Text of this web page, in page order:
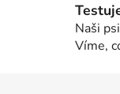
Naši
Víme,